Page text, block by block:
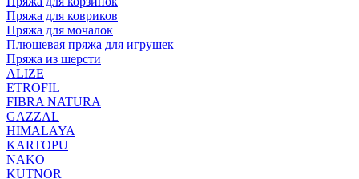
Пряжа для ковриков
Пряжа для мочалок
Плюшевая пряжа для игрушек
Пряжа из шерсти
ALIZE
ETROFIL
FIBRA NATURA
GAZZAL
HIMALAYA
KARTOPU
NAKO
KUTNOR